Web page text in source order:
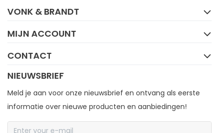
VONK & BRANDT
MIJN ACCOUNT
CONTACT
NIEUWSBRIEF
Meld je aan voor onze nieuwsbrief en ontvang als eerste
informatie over nieuwe producten en aanbiedingen!